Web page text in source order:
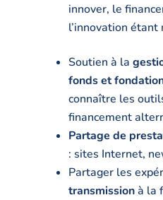
innover, le
l’innovation étant
Soutien à la
fonds et
connaître les
financement
Partage de
: sites Internet,
Partager les
transmissionà la